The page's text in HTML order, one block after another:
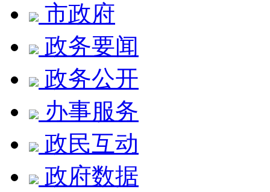
市政府
政务要闻
政务公开
办事服务
政民互动
政府数据